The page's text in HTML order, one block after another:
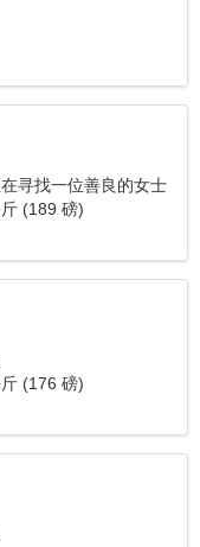
寻找一位善良的女士
(189 磅)
(176 磅)